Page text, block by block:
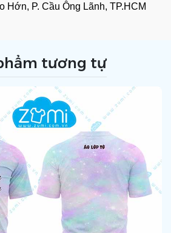
P. Cầu Ông Lãnh, TP.HCM
tương tự